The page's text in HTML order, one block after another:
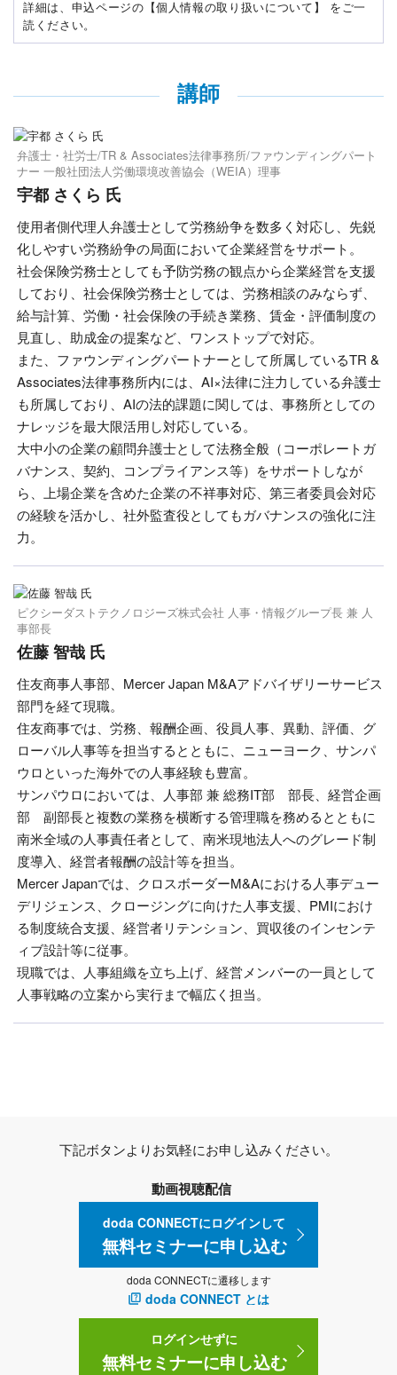
詳細は、申込ページの【個人情報の取り扱いについて】 をご一
読ください。
講師
弁護士・社労士/TR & Associates法律事務所/ファウンディングパート
ナー 一般社団法人労働環境改善協会（WEIA）理事
宇都 さくら 氏
使用者側代理人弁護士として労務紛争を数多く対応し、先鋭
化しやすい労務紛争の局面において企業経営をサポート。
社会保険労務士としても予防労務の観点から企業経営を支援
しており、社会保険労務士としては、労務相談のみならず、
給与計算、労働・社会保険の手続き業務、賃金・評価制度の
見直し、助成金の提案など、ワンストップで対応。
また、ファウンディングパートナーとして所属しているTR &
Associates法律事務所内には、AI×法律に注力している弁護士
も所属しており、AIの法的課題に関しては、事務所としての
ナレッジを最大限活用し対応している。
大中小の企業の顧問弁護士として法務全般（コーポレートガ
バナンス、契約、コンプライアンス等）をサポートしなが
ら、上場企業を含めた企業の不祥事対応、第三者委員会対応
の経験を活かし、社外監査役としてもガバナンスの強化に注
力。
ピクシーダストテクノロジーズ株式会社 人事・情報グループ長 兼 人
事部長
佐藤 智哉 氏
住友商事人事部、Mercer Japan M&Aアドバイザリーサービス
部門を経て現職。
住友商事では、労務、報酬企画、役員人事、異動、評価、グ
ローバル人事等を担当するとともに、ニューヨーク、サンパ
ウロといった海外での人事経験も豊富。
サンパウロにおいては、人事部 兼 総務IT部 部長、経営企画
部 副部長と複数の業務を横断する管理職を務めるとともに
南米全域の人事責任者として、南米現地法人へのグレード制
度導入、経営者報酬の設計等を担当。
Mercer Japanでは、クロスボーダーM&Aにおける人事デュー
デリジェンス、クロージングに向けた人事支援、PMIにおけ
る制度統合支援、経営者リテンション、買収後のインセンテ
ィブ設計等に従事。
現職では、人事組織を立ち上げ、経営メンバーの一員として
人事戦略の立案から実行まで幅広く担当。
下記ボタンよりお気軽にお申し込みください。
動画視聴配信
doda CONNECTにログインして
無料セミナーに申し込む
doda CONNECTに遷移します
doda CONNECT とは
ログインせずに
無料セミナーに申し込む